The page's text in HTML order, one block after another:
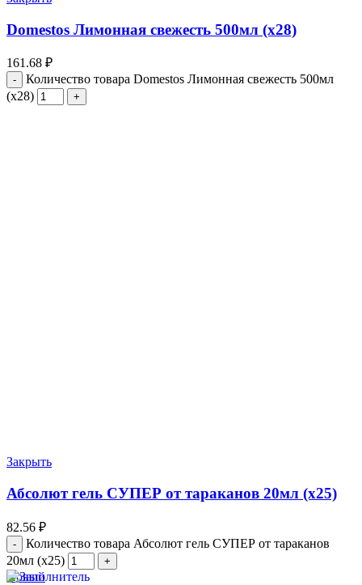
Domestos Лимонная свежесть 500мл (х28)
161.68 ₽
Количество товара Domestos Лимонная свежесть 500мл
(х28)
Закрыть
Абсолют гель СУПЕР от тараканов 20мл (х25)
82.56 ₽
Количество товара Абсолют гель СУПЕР от тараканов
20мл (х25)
Новый